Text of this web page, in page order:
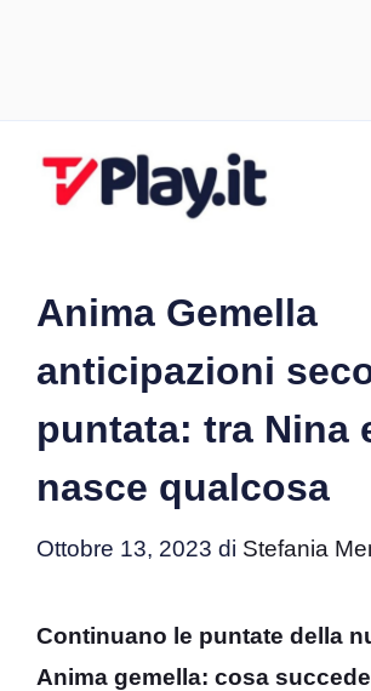
Anima Gemella
anticipazioni
puntata: tra Nina
nasce qualcosa
Ottobre 13, 2023 di Stefania
Continuano le puntate della
Anima gemella: cosa